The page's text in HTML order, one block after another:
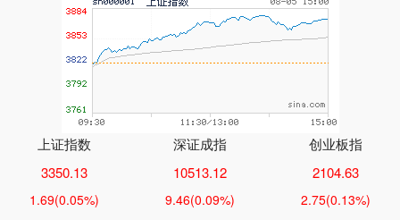
上证指数
3350.13
1.69(0.05%)
深证成指
10513.12
9.46(0.09%)
创业板指
2104.63
2.75(0.13%)